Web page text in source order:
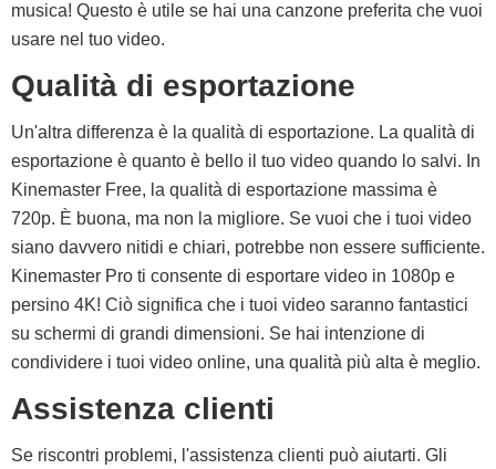
musica! Questo è utile se hai una canzone preferita che vuoi
usare nel tuo video.
Qualità di esportazione
Un'altra differenza è la qualità di esportazione. La qualità di
esportazione è quanto è bello il tuo video quando lo salvi. In
Kinemaster Free, la qualità di esportazione massima è
720p. È buona, ma non la migliore. Se vuoi che i tuoi video
siano davvero nitidi e chiari, potrebbe non essere sufficiente.
Kinemaster Pro ti consente di esportare video in 1080p e
persino 4K! Ciò significa che i tuoi video saranno fantastici
su schermi di grandi dimensioni. Se hai intenzione di
condividere i tuoi video online, una qualità più alta è meglio.
Assistenza clienti
Se riscontri problemi, l'assistenza clienti può aiutarti. Gli